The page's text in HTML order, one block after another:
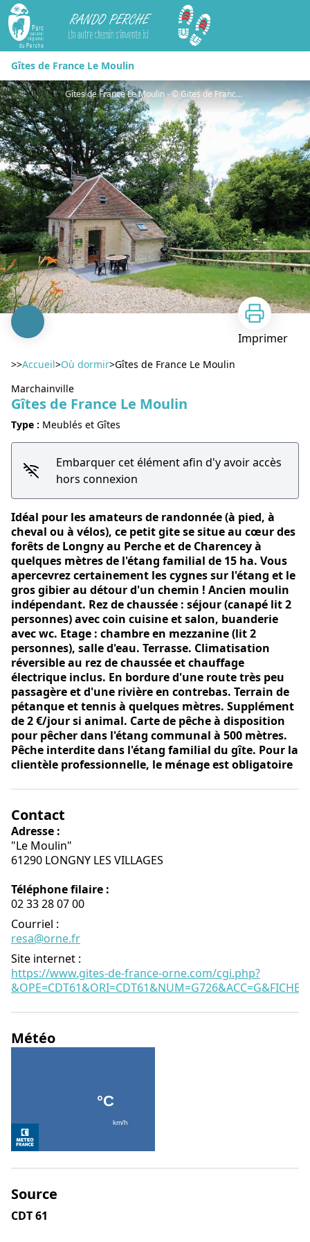
Rando Perche
Gîtes de France Le Moulin
Gîtes de France Le Moulin - © Gites de France Orne
Imprimer
>>Accueil>Où dormir>Gîtes de France Le Moulin
Marchainville
Gîtes de France Le Moulin
Type : Meublés et Gîtes
Embarquer cet élément afin d'y avoir accès
hors connexion
Idéal pour les amateurs de randonnée (à pied, à
cheval ou à vélos), ce petit gite se situe au cœur des
forêts de Longny au Perche et de Charencey à
quelques mètres de l'étang familial de 15 ha. Vous
apercevrez certainement les cygnes sur l'étang et le
gros gibier au détour d'un chemin ! Ancien moulin
indépendant. Rez de chaussée : séjour (canapé lit 2
personnes) avec coin cuisine et salon, buanderie
avec wc. Etage : chambre en mezzanine (lit 2
personnes), salle d'eau. Terrasse. Climatisation
réversible au rez de chaussée et chauffage
électrique inclus. En bordure d'une route très peu
passagère et d'une rivière en contrebas. Terrain de
pétanque et tennis à quelques mètres. Supplément
de 2 €/jour si animal. Carte de pêche à disposition
pour pêcher dans l'étang communal à 500 mètres.
Pêche interdite dans l'étang familial du gîte. Pour la
clientèle professionnelle, le ménage est obligatoire
Contact
Adresse :
"Le Moulin"
61290 LONGNY LES VILLAGES
Téléphone filaire :
02 33 28 07 00
Courriel :
resa@orne.fr
Site internet :
https://www.gites-de-france-orne.com/cgi.php?
Météo
Source
CDT 61